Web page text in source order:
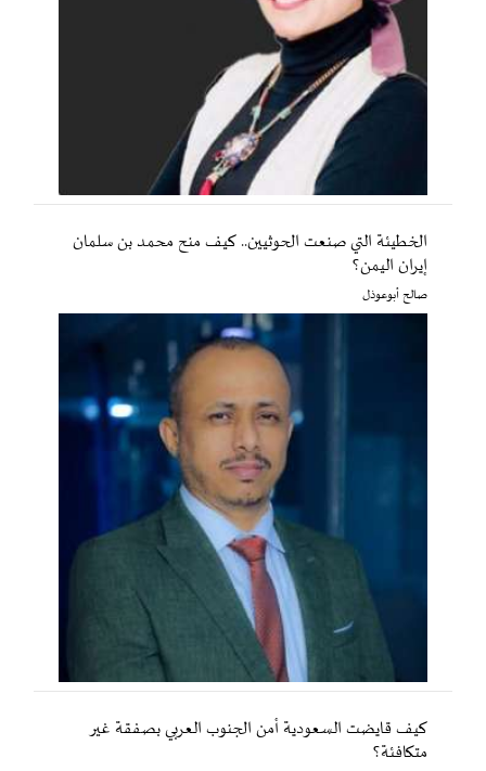
الخطيئة التي صنعت الحوثيين.. كيف منح محمد بن سلمان
إيران اليمن؟
صالح أبوعوذل
كيف قايضت السعودية أمن الجنوب العربي بصفقة غير
متكافئة؟